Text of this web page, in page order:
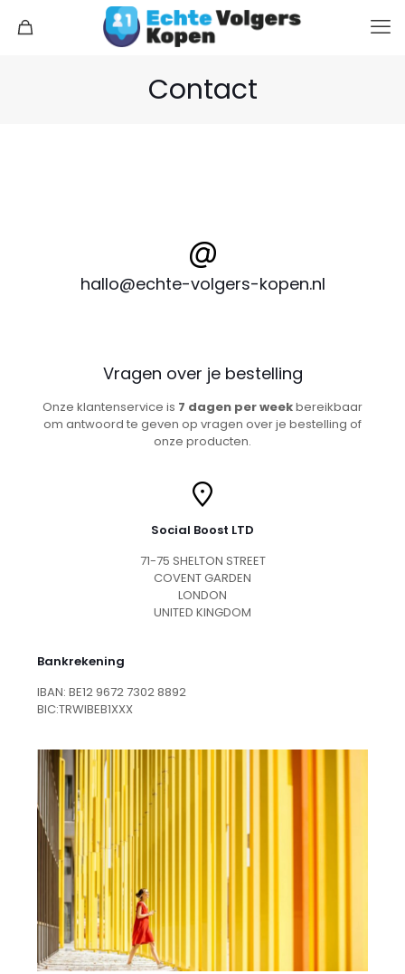
Contact
hallo@echte-volgers-kopen.nl
Vragen over je bestelling
Onze klantenservice is 7 dagen per weekbereikbaar
om antwoord te geven op vragen over je bestelling of
onze producten.
Social Boost LTD
71-75 SHELTON STREET
COVENT GARDEN
LONDON
UNITED KINGDOM
Bankrekening
IBAN: BE12 9672 7302 8892
BIC:TRWIBEB1XXX